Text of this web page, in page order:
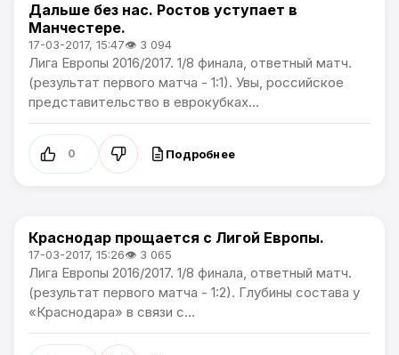
Лига Европы
Дальше без нас. Ростов уступает в
Манчестере.
17-03-2017, 15:47👁 3 094
Лига Европы 2016/2017. 1/8 финала, ответный матч.
(результат первого матча - 1:1). Увы, российское
представительство в еврокубках...
0 Подробнее
Лига Европы
Краснодар прощается с Лигой Европы.
17-03-2017, 15:26👁 3 065
Лига Европы 2016/2017. 1/8 финала, ответный матч.
(результат первого матча - 1:2). Глубины состава у
«Краснодара» в связи с...